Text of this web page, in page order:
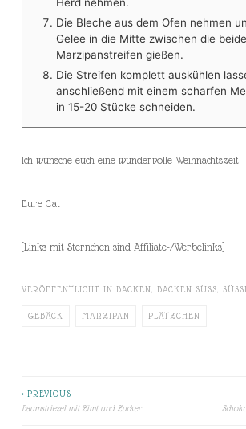
Herd nehmen.
Die Bleche aus dem Ofen nehmen
Gelee in die Mitte zwischen die
Marzipanstreifen gießen.
Die Streifen komplett auskühlen
anschließend mit einem scharfen
in 15-20 Stücke schneiden.
Ich wünsche euch eine wundervolle Weihnachtszeit
Eure Cat
[Links mit Sternchen sind Affiliate-/Werbelinks]
VERÖFFENTLICHT IN BACKEN BACKEN SÜSS
GEBÄCK MARZIPAN PLÄTZCHEN
Beitragsnavigation
< PREVIOUS
Baumstriezel mit Zimt und Zucker